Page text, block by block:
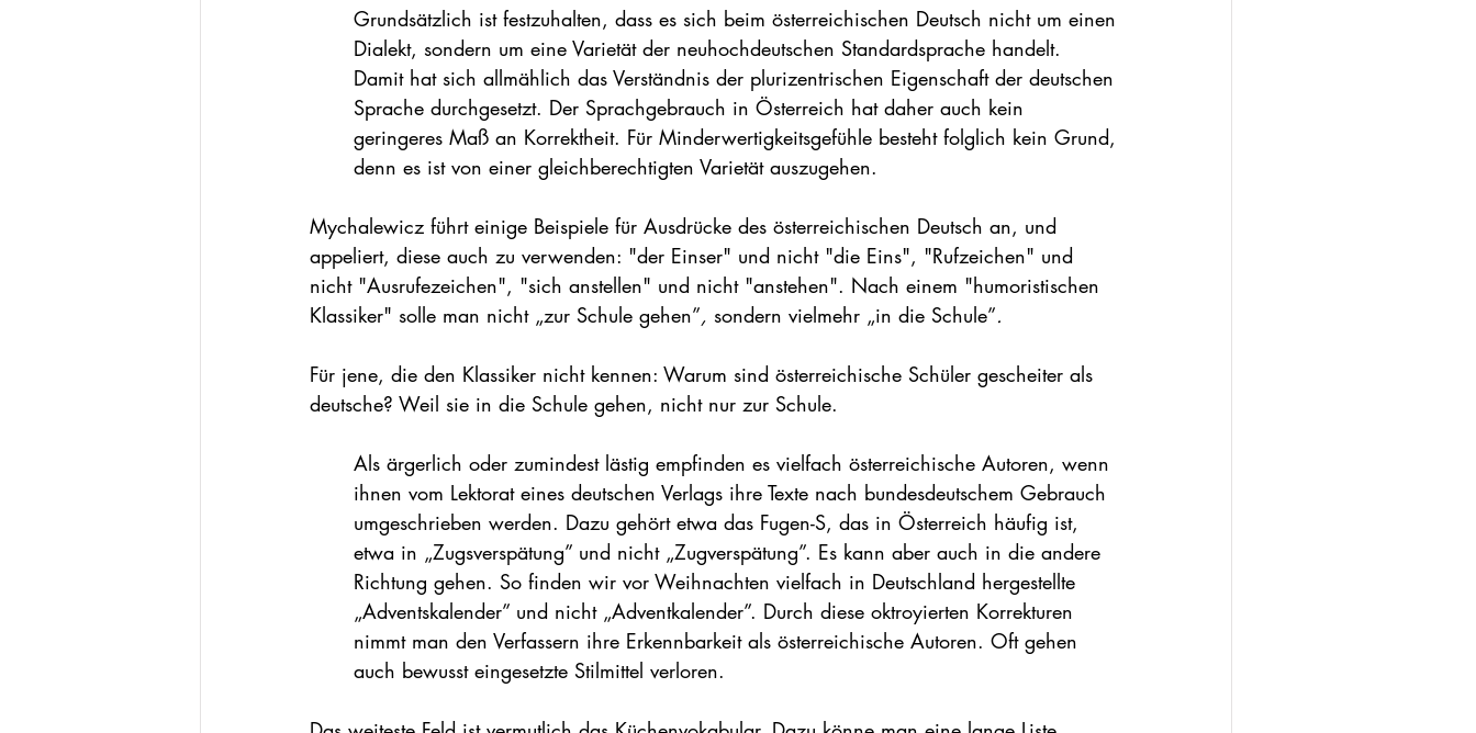
Grundsätzlich ist festzuhalten, dass es sich beim österreichischen Deutsch nicht um einen
Dialekt, sondern um eine Varietät der neuhochdeutschen Standardsprache handelt.
Damit hat sich allmählich das Verständnis der plurizentrischen Eigenschaft der deutschen
Sprache durchgesetzt. Der Sprachgebrauch in Österreich hat daher auch kein
geringeres Maß an Korrektheit. Für Minderwertigkeitsgefühle besteht folglich kein Grund,
denn es ist von einer gleichberechtigten Varietät auszugehen.
Mychalewicz führt einige Beispiele für Ausdrücke des österreichischen Deutsch an, und
appeliert, diese auch zu verwenden: "der Einser" und nicht "die Eins", "Rufzeichen" und
nicht "Ausrufezeichen", "sich anstellen" und nicht "anstehen". Nach einem "humoristischen
Klassiker" solle man nicht „zur Schule gehen”, sondern vielmehr „in die Schule”.
Für jene, die den Klassiker nicht kennen: Warum sind österreichische Schüler gescheiter als
deutsche? Weil sie in die Schule gehen, nicht nur zur Schule.
Als ärgerlich oder zumindest lästig empfinden es vielfach österreichische Autoren, wenn
ihnen vom Lektorat eines deutschen Verlags ihre Texte nach bundesdeutschem Gebrauch
umgeschrieben werden. Dazu gehört etwa das Fugen-S, das in Österreich häufig ist,
etwa in „Zugsverspätung” und nicht „Zugverspätung”. Es kann aber auch in die andere
Richtung gehen. So finden wir vor Weihnachten vielfach in Deutschland hergestellte
„Adventskalender” und nicht „Adventkalender”. Durch diese oktroyierten Korrekturen
nimmt man den Verfassern ihre Erkennbarkeit als österreichische Autoren. Oft gehen
auch bewusst eingesetzte Stilmittel verloren.